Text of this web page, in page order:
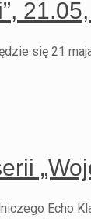
się 21
Echo